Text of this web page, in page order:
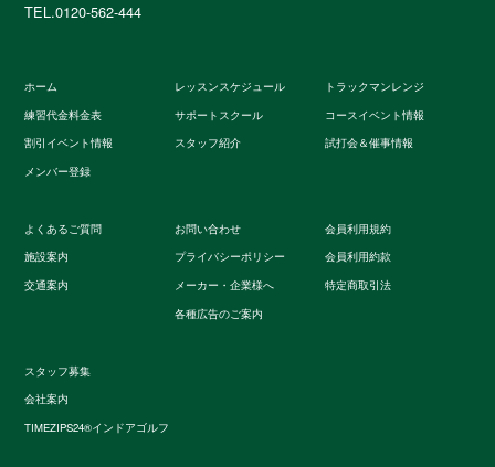
TEL.0120-562-444
ホーム
練習代金料金表
割引イベント情報
メンバー登録
レッスンスケジュール
サポートスクール
スタッフ紹介
トラックマンレンジ
コースイベント情報
試打会＆催事情報
よくあるご質問
施設案内
交通案内
お問い合わせ
プライバシーポリシー
メーカー・企業様へ
各種広告のご案内
会員利用規約
会員利用約款
特定商取引法
スタッフ募集
会社案内
TIMEZIPS24®インドアゴルフ